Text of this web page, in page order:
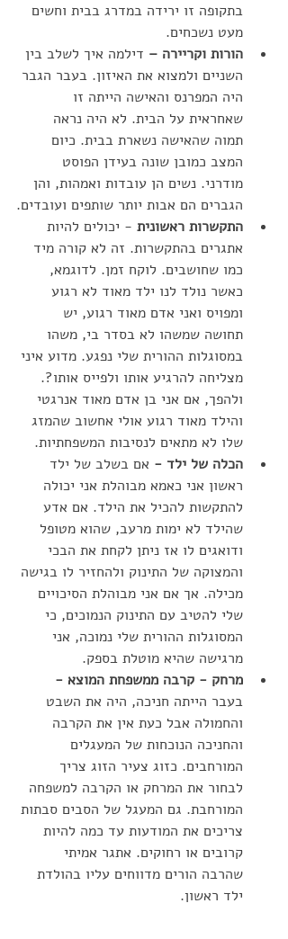
בתקופה זו ירידה במדרג בבית וחשים
מעט נשכחים.
הורות וקריירה – דילמה איך לשלב בין
השניים ולמצוא את האיזון. בעבר הגבר
היה המפרנס והאישה הייתה זו
שאחראית על הבית. לא היה נראה
תמוה שהאישה נשארת בבית. כיום
המצב כמובן שונה בעידן הפוסט
מודרני. נשים הן עובדות ואמהות, והן
הגברים הם אבות יותר שותפים ועובדים.
התקשרות ראשונית - יכולים להיות
אתגרים בהתקשרות. זה לא קורה מיד
כמו שחושבים. לוקח זמן. לדוגמא,
כאשר נולד לנו ילד מאוד לא רגוע
ומפויס ואני אדם מאוד רגוע, יש
תחושה שמשהו לא בסדר בי, משהו
במסוגלות ההורית שלי נפגע. מדוע איני
מצליחה להרגיע אותו ולפייס אותו?.
ולהפך, אם אני בן אדם מאוד אנרגטי
והילד מאוד רגוע אולי אחשוב שהמזג
שלו לא מתאים לנסיבות המשפחתיות.
הכלה של ילד - אם בשלב של ילד
ראשון אני כאמא מבוהלת אני יכולה
להתקשות להכיל את הילד. אם אדע
שהילד לא ימות מרעב, שהוא מטופל
ודואגים לו אז ניתן לקחת את הבכי
והמצוקה של התינוק ולהחזיר לו בגישה
מכילה. אך אם אני מבוהלת הסיכויים
שלי להטיב עם התינוק הנמוכים, כי
המסוגלות ההורית שלי נמוכה, אני
מרגישה שהיא מוטלת בספק.
מרחק - קרבה ממשפחת המוצא -
בעבר הייתה חניכה, היה את השבט
והחמולה אבל כעת אין את הקרבה
והחניכה הנוכחות של המעגלים
המורחבים. כזוג צעיר הזוג צריך
לבחור את המרחק או הקרבה למשפחה
המורחבת. גם המעגל של הסבים סבתות
צריכים את המודעות עד כמה להיות
קרובים או רחוקים. אתגר אמיתי
שהרבה הורים מדווחים עליו בהולדת
ילד ראשון.